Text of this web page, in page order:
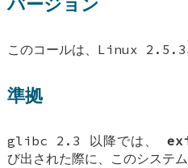
このコールは、Linux 2.5.35
準拠
glibc 2.3 以降では、
び出された際に、このシステ